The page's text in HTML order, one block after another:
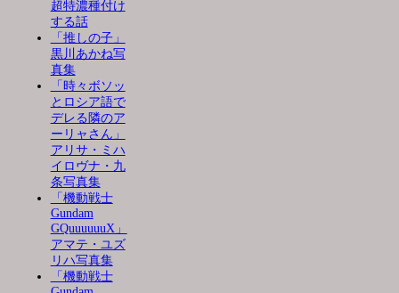
超特濃種付け
する話
「推しの子」
黒川あかね写
真集
「時々ボソッ
とロシア語で
デレる隣のア
ーリャさん」
アリサ・ミハ
イロヴナ・九
条写真集
「機動戦士
Gundam
GQuuuuuuX」
アマテ・ユズ
リハ写真集
「機動戦士